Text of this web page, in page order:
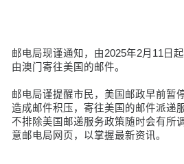
邮电局现谨通知，由2025年2月11日
由澳门寄往美国的邮件。
邮电局谨提醒市民，美国邮政早前暂
造成邮件积压，寄往美国的邮件派递
不排除美国邮递服务政策随时会有所
意邮电局网页，以掌握最新资讯。